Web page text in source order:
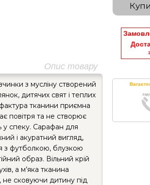
Опис товару
з мусліну створений
дитячих свят і теплих
фактура тканини приємна
повітря та не створює
у спеку. Сарафан для
і акуратний вигляд,
з футболкою, блузкою
образ. Вільний крій
а м’яка тканина
не сковуючи дитину під